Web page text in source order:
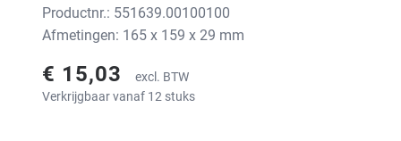
Productnr.: 551639.00100100
Afmetingen: 165 x 159 x 29 mm
€ 15,03
excl. BTW
Verkrijgbaar vanaf 12 stuks